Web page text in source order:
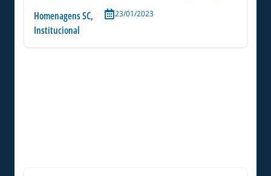
Homenagens SC,
Institucional
23/01/2023